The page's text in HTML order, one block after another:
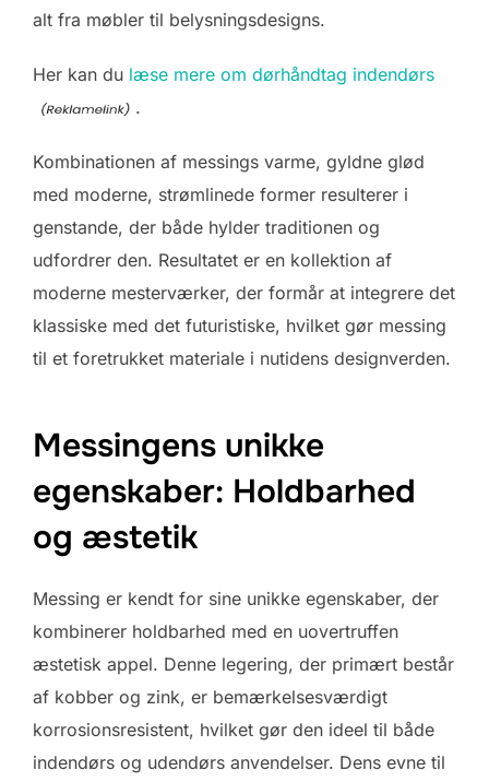
alt fra møbler til belysningsdesigns.
Her kan du læse mere om dørhåndtag indendørs
.
Kombinationen af messings varme, gyldne glød
med moderne, strømlinede former resulterer i
genstande, der både hylder traditionen og
udfordrer den. Resultatet er en kollektion af
moderne mesterværker, der formår at integrere det
klassiske med det futuristiske, hvilket gør messing
til et foretrukket materiale i nutidens designverden.
Messingens unikke
egenskaber: Holdbarhed
og æstetik
Messing er kendt for sine unikke egenskaber, der
kombinerer holdbarhed med en uovertruffen
æstetisk appel. Denne legering, der primært består
af kobber og zink, er bemærkelsesværdigt
korrosionsresistent, hvilket gør den ideel til både
indendørs og udendørs anvendelser. Dens evne til